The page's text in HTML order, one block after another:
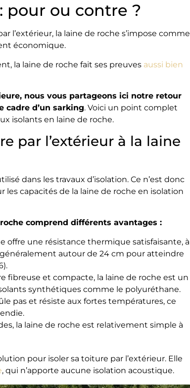
pour ou contre ?
l’extérieur, la laine de roche s’impose comme
économique.
la laine de roche fait ses preuves aussi bien
nous vous partageons ici notre retour
cadre d’un sarking. Voici un point complet
isolants en laine de roche.
par l’extérieur à la laine
dans les travaux d’isolation. Ce n’est donc
capacités de la laine de roche en isolation
comprend différents avantages :
offre une résistance thermique satisfaisante, à
autour de 24 cm pour atteindre
fibreuse et compacte, la laine de roche est un
synthétiques comme le polyuréthane.
pas et résiste aux fortes températures, ce
la laine de roche est relativement simple à
pour isoler sa toiture par l’extérieur. Elle
, qui n’apporte aucune isolation acoustique.